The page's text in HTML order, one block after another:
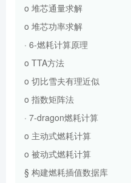
o 堆芯通量求解
o 堆芯功率求解
· 6-燃耗计算原理
o TTA方法
o 切比雪夫有理近似
o 指数矩阵法
· 7-dragon燃耗计算
o 主动式燃耗计算
o 被动式燃耗计算
§ 构建燃耗插值数据库